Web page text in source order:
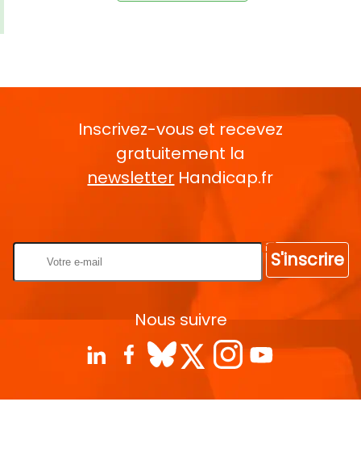
Inscrivez-vous et recevez
gratuitement la
newsletter Handicap.fr
S'inscrire
Nous suivre